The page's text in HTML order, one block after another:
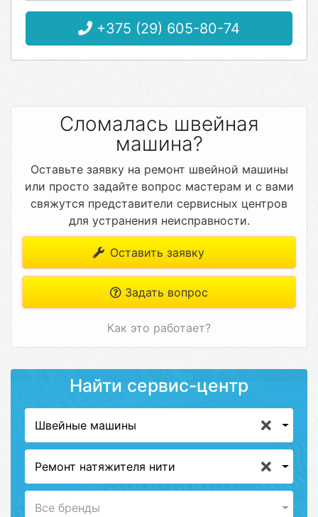
+375 (29) 605-80-74
Сломалась швейная
машина?
Оставьте заявку на ремонт швейной машины
или просто задайте вопрос мастерам и с вами
свяжутся представители сервисных центров
для устранения неисправности.
Оставить заявку
Задать вопрос
Как это работает?
Найти сервис-центр
Швейные машины
Ремонт натяжителя нити
Все бренды